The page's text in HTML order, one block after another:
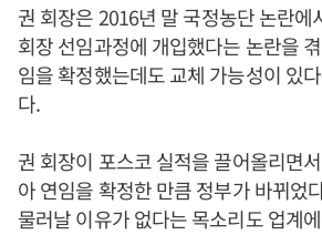
권 회장은 2016년 말 국정농단 논란에
회장 선임과정에 개입했다는 논란을
임을 확정했는데도 교체 가능성이 있
다.
권 회장이 포스코 실적을 끌어올리면
아 연임을 확정한 만큼 정부가 바뀌었
물러날 이유가 없다는 목소리도 업계